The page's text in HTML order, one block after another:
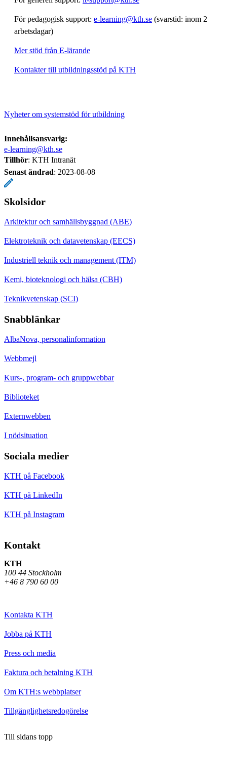
För pedagogisk support: e-learning@kth.se (svarstid: inom 2
arbetsdagar)
Mer stöd från E-lärande
Kontakter till utbildningsstöd på KTH
Nyheter om systemstöd för utbildning
Innehållsansvarig:
e-learning@kth.se
Tillhör: KTH Intranät
Senast ändrad: 2023-08-08
Skolsidor
Arkitektur och samhällsbyggnad (ABE)
Elektroteknik och datavetenskap (EECS)
Industriell teknik och management (ITM)
Kemi, bioteknologi och hälsa (CBH)
Teknikvetenskap (SCI)
Snabblänkar
AlbaNova, personalinformation
Webbmejl
Kurs-, program- och gruppwebbar
Biblioteket
Externwebben
I nödsituation
Sociala medier
KTH på Facebook
KTH på LinkedIn
KTH på Instagram
Kontakt
KTH
100 44 Stockholm
+46 8 790 60 00
Kontakta KTH
Jobba på KTH
Press och media
Faktura och betalning KTH
Om KTH:s webbplatser
Tillgänglighetsredogörelse
Till sidans topp